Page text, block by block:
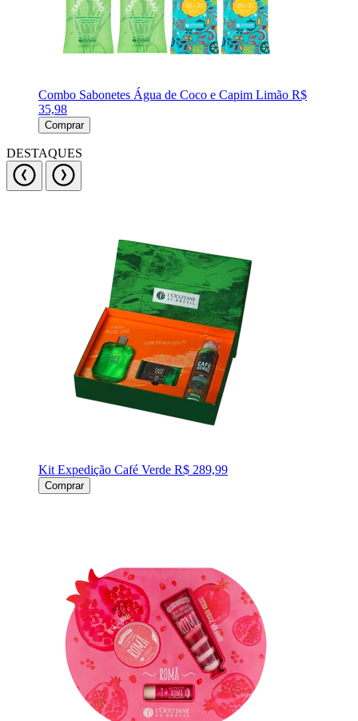
Combo Sabonetes Água de Coco e Capim Limão R$
35,98
Comprar
DESTAQUES
Kit Expedição Café Verde R$ 289,99
Comprar